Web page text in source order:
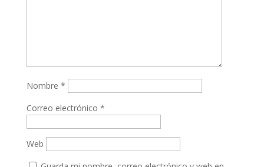
Nombre *
Correo electrónico *
Web